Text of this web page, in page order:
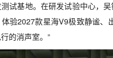
试基地。在研发试验中心，
验2027款星海V9极致静谧、
的消声室。”